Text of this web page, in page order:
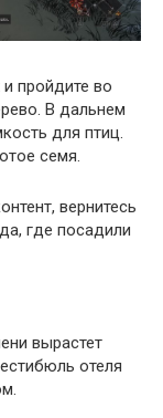
пройдите во
В дальнем
для птиц.
семя.
вернитесь
где посадили
вырастет
отеля